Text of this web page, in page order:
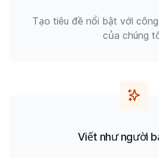
Tạo tiêu đề nổi bật với
của chúng
Viết như người